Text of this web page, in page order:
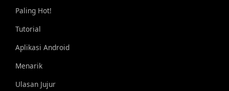
Paling Hot!
Tutorial
Aplikasi Android
Menarik
Ulasan Jujur